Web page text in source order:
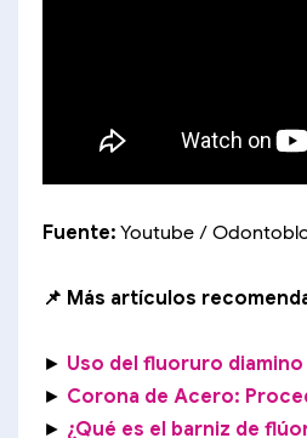
Fuente: Youtube /
📌 Más artículos
► Uso del fluoruro
► Corona de Acero:
► ¿Qué es el barniz de